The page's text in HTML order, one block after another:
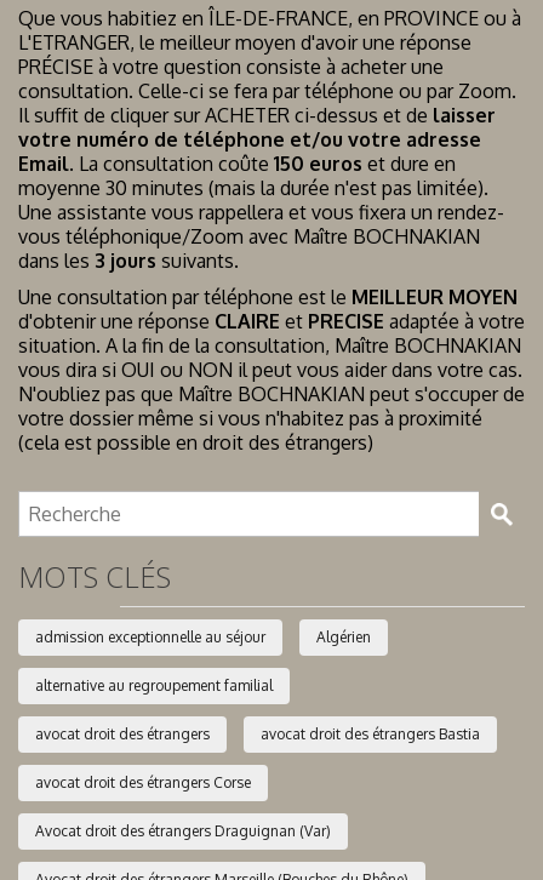
Que vous habitiez en ÎLE-DE-FRANCE, en PROVINCE ou à
L'ETRANGER, le meilleur moyen d'avoir une réponse
PRÉCISE à votre question consiste à acheter une
consultation. Celle-ci se fera par téléphone ou par Zoom.
Il suffit de cliquer sur ACHETER ci-dessus et de laisser
votre numéro de téléphone et/ou votre adresse
Email. La consultation coûte 150 euros et dure en
moyenne 30 minutes (mais la durée n'est pas limitée).
Une assistante vous rappellera et vous fixera un rendez-
vous téléphonique/Zoom avec Maître BOCHNAKIAN
dans les 3 jours suivants.
Une consultation par téléphone est le MEILLEUR MOYEN
d'obtenir une réponse CLAIRE et PRECISE adaptée à votre
situation. A la fin de la consultation, Maître BOCHNAKIAN
vous dira si OUI ou NON il peut vous aider dans votre cas.
N'oubliez pas que Maître BOCHNAKIAN peut s'occuper de
votre dossier même si vous n'habitez pas à proximité
(cela est possible en droit des étrangers)
MOTS CLÉS
admission exceptionnelle au séjour Algérien
alternative au regroupement familial
avocat droit des étrangers avocat droit des étrangers Bastia
avocat droit des étrangers Corse
Avocat droit des étrangers Draguignan (Var)